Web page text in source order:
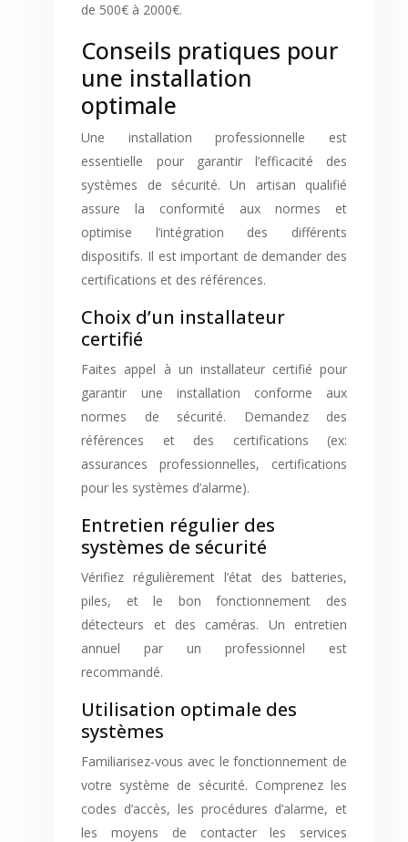
de 500€ à 2000€.
Conseils pratiques pour
une installation
optimale
Une installation professionnelle est
essentielle pour garantir l’efficacité des
systèmes de sécurité. Un artisan qualifié
assure la conformité aux normes et
optimise l’intégration des différents
dispositifs. Il est important de demander des
certifications et des références.
Choix d’un installateur
certifié
Faites appel à un installateur certifié pour
garantir une installation conforme aux
normes de sécurité. Demandez des
références et des certifications (ex:
assurances professionnelles, certifications
pour les systèmes d’alarme).
Entretien régulier des
systèmes de sécurité
Vérifiez régulièrement l’état des batteries,
piles, et le bon fonctionnement des
détecteurs et des caméras. Un entretien
annuel par un professionnel est
recommandé.
Utilisation optimale des
systèmes
Familiarisez-vous avec le fonctionnement de
votre système de sécurité. Comprenez les
codes d’accès, les procédures d’alarme, et
les moyens de contacter les services